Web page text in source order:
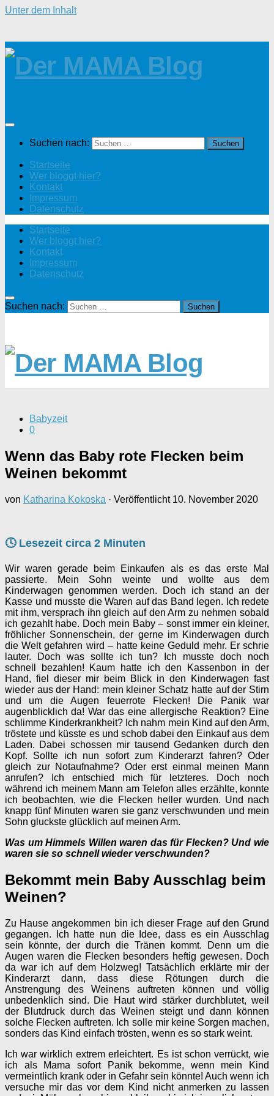
Unter dem Inhalt
Suchen nach:
Startseite
Wer bloggt hier?
Kontakt
Impressum
Datenschutz
Startseite
Wer bloggt hier?
Kontakt
Impressum
Datenschutz
Suchen nach:
Babyzeit
0
Wenn das Baby rote Flecken beim
Weinen bekommt
von Katharina Kokoska · Veröffentlicht 10. November 2020
🕓 Lesezeit circa 2 Minuten
Wir waren gerade beim Einkaufen als es das erste Mal
passierte. Mein Sohn weinte und wollte aus dem
Kinderwagen genommen werden. Doch ich stand an der
Kasse und musste die Waren auf das Band legen. Ich redete
mit ihm, versprach ihn gleich auf den Arm zu nehmen sobald
ich gezahlt habe. Doch mein Baby – sonst immer ein kleiner,
fröhlicher Sonnenschein, der gerne im Kinderwagen durch
die Welt gefahren wird – hatte keine Geduld mehr. Er schrie
lauter. Doch was sollte ich tun? Ich musste doch noch
schnell bezahlen! Kaum hatte ich den Kassenbon in der
Hand, fiel dieser mir beim Blick in den Kinderwagen fast
wieder aus der Hand: mein kleiner Schatz hatte auf der Stirn
und um die Augen feuerrote Flecken! Die Panik war
augenblicklich da! War das eine allergische Reaktion? Eine
schlimme Kinderkrankheit? Ich nahm mein Kind auf den Arm,
tröstete und küsste es und schob dabei den Einkauf aus dem
Laden. Dabei schossen mir tausend Gedanken durch den
Kopf. Sollte ich nun sofort zum Kinderarzt fahren? Oder
gleich zur Notaufnahme? Oder erst einmal meinen Mann
anrufen? Ich entschied mich für letzteres. Doch noch
während ich meinem Mann am Telefon alles erzählte, konnte
ich beobachten, wie die Flecken heller wurden. Und nach
knapp fünf Minuten waren sie ganz verschwunden und mein
Sohn gluckste glücklich auf meinen Arm.
Was um Himmels Willen waren das für Flecken? Und wie
waren sie so schnell wieder verschwunden?
Bekommt mein Baby Ausschlag beim
Weinen?
Zu Hause angekommen bin ich dieser Frage auf den Grund
gegangen. Ich hatte nun die Idee, dass es ein Ausschlag
sein könnte, der durch die Tränen kommt. Denn um die
Augen waren die Flecken besonders heftig gewesen. Doch
da war ich auf dem Holzweg! Tatsächlich erklärte mir der
Kinderarzt dann, dass diese Rötungen durch die
Anstrengung des Weinens auftreten können und völlig
unbedenklich sind. Die Haut wird stärker durchblutet, weil
der Blutdruck durch das Weinen steigt und dann können
solche Flecken auftreten. Ich solle mir keine Sorgen machen,
sonders das Kind einfach trösten, wenn es so stark weint.
Ich war wirklich extrem erleichtert. Es ist schon verrückt, wie
ich als Mama sofort Panik bekomme, wenn mein Kind
vermeintlich krank oder in Gefahr sein könnte! Auch wenn ich
versuche mir das vor dem Kind nicht anmerken zu lassen